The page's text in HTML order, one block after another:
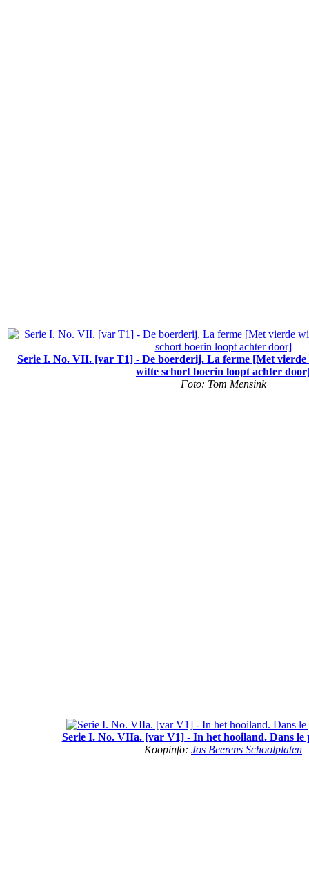
Serie I. No. VII. [var T1] - De boerderij. La ferme [Met
witte schort boerin loopt achter
Foto: Tom Mensink
Serie I. No. VIIa. [var V1] - In het hooiland. Dans le
Koopinfo: Jos Beerens Schoolplaten